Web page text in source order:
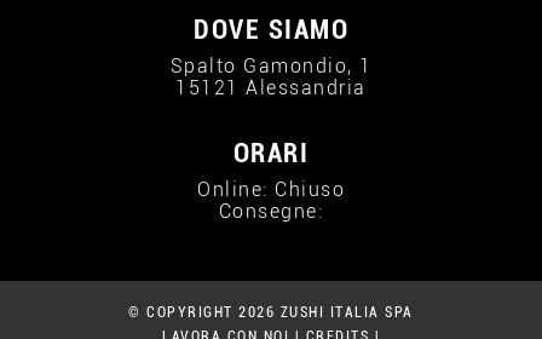
DOVE SIAMO
Spalto Gamondio, 1
15121 Alessandria
ORARI
Online: Chiuso
Consegne:
© COPYRIGHT 2026 ZUSHI ITALIA SPA